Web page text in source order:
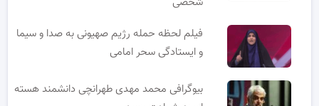
فیلم لحظه حمله رژیم صهیونی به صدا و سیما
و ایستادگی سحر امامی
بیوگرافی محمد مهدی طهرانچی دانشمند هسته